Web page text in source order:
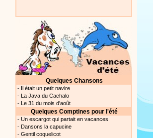
Quelques Chansons
- Il était un petit navire
- La Java du Cachalo
- Le 31 du mois d'août
Quelques Comptines pour l'été
- Un escargot qui partait en vacances
- Dansons la capucine
- Gentil coquelicot